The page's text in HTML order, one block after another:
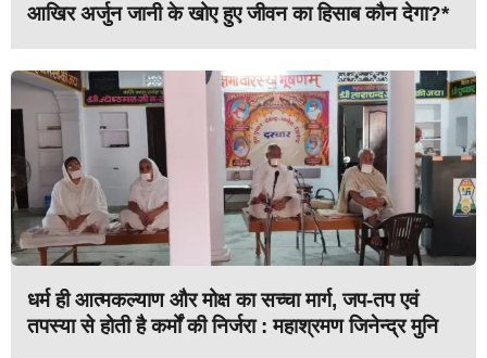
आखिर अर्जुन जानी के खोए हुए जीवन का हिसाब कौन देगा?*
धर्म ही आत्मकल्याण और मोक्ष का सच्चा मार्ग, जप-तप एवं
तपस्या से होती है कर्मों की निर्जरा : महाश्रमण जिनेन्द्र मुनि